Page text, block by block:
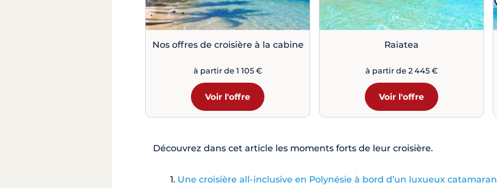
Nos offres de croisière à la cabine
à partir de 1 105 €
Voir l'offre
Raiatea
à partir de 2 445 €
Voir l'offre
Découvrez dans cet article les moments forts de leur croisière.
Une croisière all-inclusive en Polynésie à bord d’un luxueux catamaran